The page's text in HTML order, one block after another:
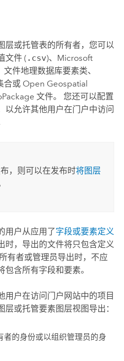
层或托管表的所有者，您可以
文件 ( .csv)、 Microsoft
件地理数据库要素类、
合或 Open Geospatial
文件。 您还可以配置
以允许其他用户在门户中访问
，则可以在发布时将图层
用户从应用了字段或要素定义
时，导出的文件将只包含定义
有者或管理员导出时，不应
含所有字段和要素。
用户在访问门户网站中的项目
或托管要素图层视图导出：
者的身份或以组织管理员的身